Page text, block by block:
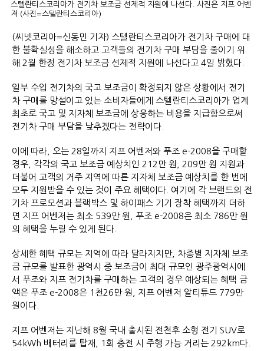
스텔란티스코리아가 전기차 보조금 선제적 지원에 나선다. 사진은 지프 어벤
져 (사진=스텔란티스코리아)
(씨넷코리아=신동민 기자) 스텔란티스코리아가 전기차 구매에 대
한 불확실성을 해소하고 고객들의 전기차 구매 부담을 줄이기 위
해 2월 한정 전기차 보조금 선제적 지원에 나선다고 4일 밝혔다.
일부 수입 전기차의 국고 보조금이 확정되지 않은 상황에서 전기
차 구매를 망설이고 있는 소비자들에게 스텔란티스코리아가 업계
최초로 국고 및 지자체 보조금에 상응하는 비용을 지급함으로써
전기차 구매 부담을 낮추겠다는 전략이다.
이에 따라, 오는 28일까지 지프 어벤저와 푸조 e-2008을 구매할
경우, 각각의 국고 보조금 예상치인 212만 원, 209만 원 지원과
더불어 고객의 거주 지역에 따른 지자체 보조금 예상치를 한 번에
모두 지원받을 수 있는 것이 주요 혜택이다. 여기에 각 브랜드의 전
기차 프로모션과 블랙박스 및 하이패스 기기 장착 혜택까지 더하
면 지프 어벤저는 최소 539만 원, 푸조 e-2008은 최소 786만 원
의 혜택을 누릴 수 있게 된다.
상세한 혜택 규모는 지역에 따라 달라지지만, 차종별 지자체 보조
금 규모를 발표한 광역시 중 보조금이 최대 규모인 광주광역시에
서 푸조와 지프 전기차를 구매하는 고객의 경우 예상되는 혜택 금
액은 푸조 e-2008은 1천26만 원, 지프 어벤저 알티튜드 779만
원이다.
지프 어벤저는 지난해 8월 국내 출시된 전천후 소형 전기 SUV로
54kWh 배터리를 탑재, 1회 충전 시 주행 가능 거리는 292km다.